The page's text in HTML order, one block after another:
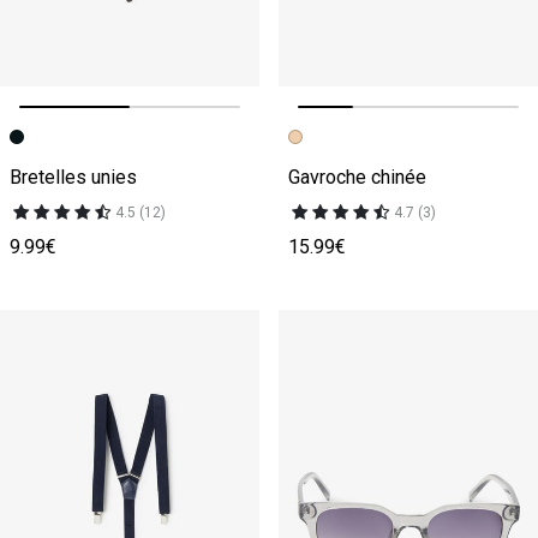
Image précédente
Image suivante
Bretelles unies
4.5 (12)
9.99€
Image précédente
Image suivante
Gavroche chinée
4.7 (3)
15.99€